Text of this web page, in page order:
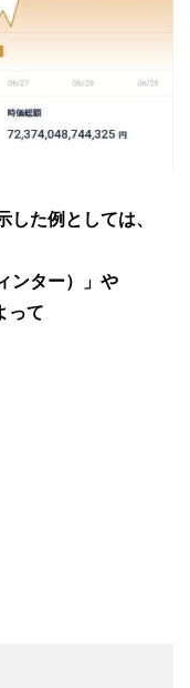
た例としては、
ンター）」や
って